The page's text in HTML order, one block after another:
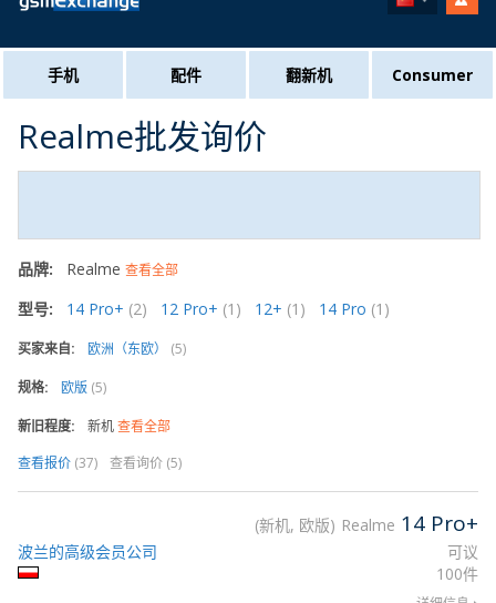
手机 配件 翻新机 Consumer
Realme批发询价
品牌: Realme 查看全部
型号: 14 Pro+ (2) 12 Pro+ (1) 12+ (1) 14 Pro (1)
买家来自: 欧洲（东欧） (5)
规格: 欧版 (5)
新旧程度: 新机查看全部
查看报价 (37) 查看询价 (5)
新机, 欧版 Realme 14 Pro+
可议
100件
波兰的高级会员公司